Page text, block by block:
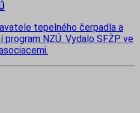
tepelného čerpadla a
NZÚ. Vydalo SFŽP ve